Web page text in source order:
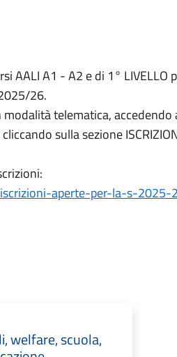
AALI A1 - A2 e di 1°
26.
modalità telematica,
sulla sezione
aperte-per-la-s-
welfare, scuola,